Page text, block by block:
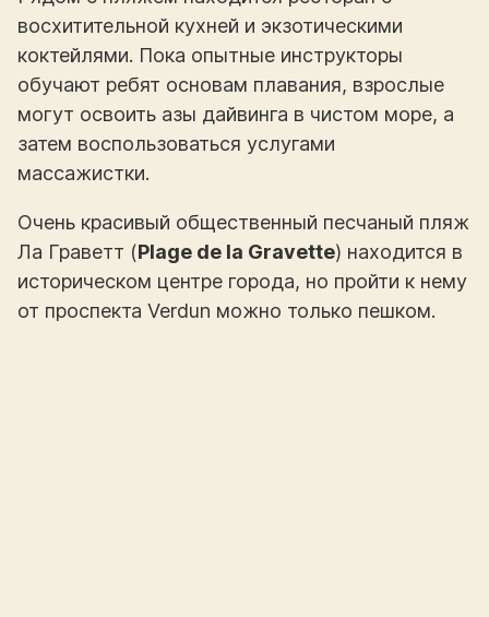
восхитительной кухней и экзотическими
коктейлями. Пока опытные инструкторы
обучают ребят основам плавания, взрослые
могут освоить азы дайвинга в чистом море, а
затем воспользоваться услугами
массажистки.
Очень красивый общественный песчаный пляж
Ла Граветт (Plage de la Gravette) находится в
историческом центре города, но пройти к нему
от проспекта Verdun можно только пешком.